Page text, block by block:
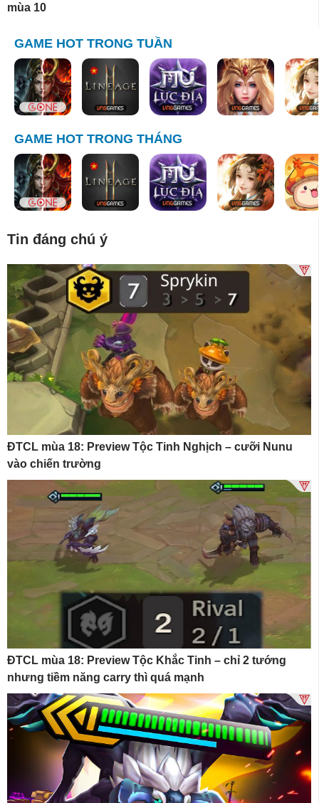
mùa 10
GAME HOT TRONG TUẦN
GAME HOT TRONG THÁNG
Tin đáng chú ý
ĐTCL mùa 18: Preview Tộc Tinh Nghịch – cưỡi Nunu
vào chiến trường
ĐTCL mùa 18: Preview Tộc Khắc Tinh – chỉ 2 tướng
nhưng tiềm năng carry thì quá mạnh